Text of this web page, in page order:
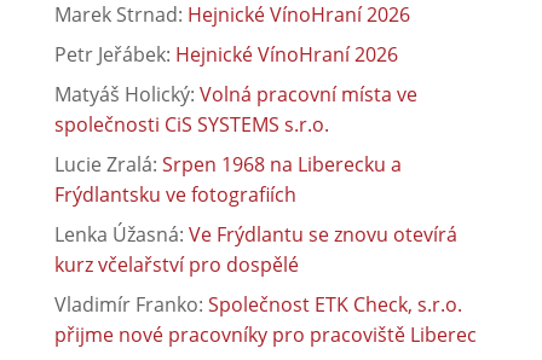
Marek Strnad: Hejnické VínoHraní 2026
Petr Jeřábek: Hejnické VínoHraní 2026
Matyáš Holický: Volná pracovní místa ve
společnosti CiS SYSTEMS s.r.o.
Lucie Zralá: Srpen 1968 na Liberecku a
Frýdlantsku ve fotografiích
Lenka Úžasná: Ve Frýdlantu se znovu otevírá
kurz včelařství pro dospělé
Vladimír Franko: Společnost ETK Check, s.r.o.
přijme nové pracovníky pro pracoviště Liberec